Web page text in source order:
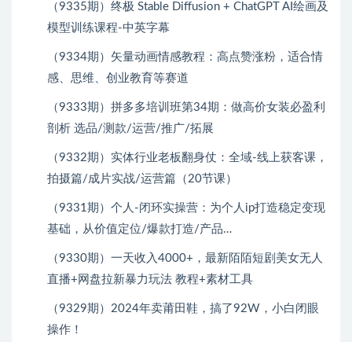
（9335期）终极 Stable Diffusion + ChatGPT AI绘画及
模型训练课程-中英字幕
（9334期）矢量动画情感教程：高点赞涨粉，适合情
感、思维、创业教育等赛道
（9333期）拼多多培训班第34期：做高价女装必盈利
剖析 选品/测款/运营/推广/拓展
（9332期）实体行业老板翻身仗：全域-线上获客课，
拍摄篇/成片实战/运营篇（20节课）
（9331期）个人-闭环实操营：为个人ip打造稳定变现
基础，从价值定位/爆款打造/产品…
（9330期）一天收入4000+，最新陌陌短剧美女无人
直播+网盘拉新暴力玩法 教程+素材工具
（9329期）2024年卖莆田鞋，搞了92W，小白闭眼
操作！